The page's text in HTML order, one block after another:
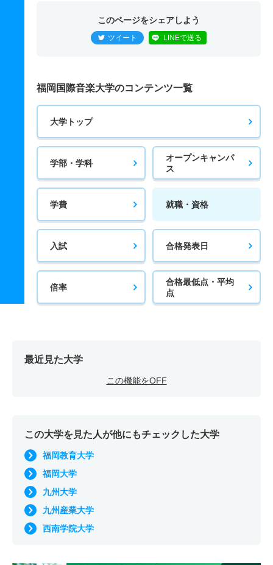
このページをシェアしよう
ツイート LINEで送る
福岡国際音楽大学のコンテンツ一覧
大学トップ
学部・学科
オープンキャンパ
ス
学費 就職・資格
入試 合格発表日
倍率
合格最低点・平均
点
最近見た大学
この機能をOFF
この大学を見た人が他にもチェックした大学
福岡教育大学
福岡大学
九州大学
九州産業大学
西南学院大学